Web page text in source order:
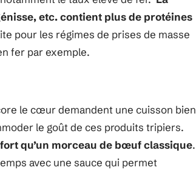
etc. contient plus de protéines
pour les régimes de prises de masse
fer par exemple.
le cœur demandent une cuisson bien
le goût de ces produits tripiers.
qu’un morceau de bœuf classique.
avec une sauce qui permet